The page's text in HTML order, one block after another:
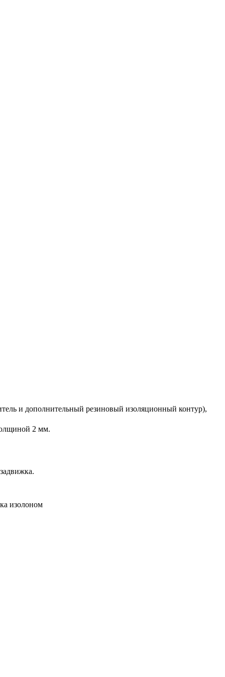
и дополнительный резиновый изоляционный контур),
2 мм.
изолоном